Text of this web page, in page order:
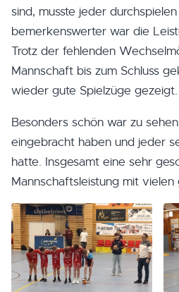
sind, musste jeder
bemerkenswerter war die
Trotz der fehlenden
Mannschaft bis zum Schluss
wieder gute Spielzüge gezeigt.
Besonders schön war zu
eingebracht haben und jeder
hatte. Insgesamt eine sehr
Mannschaftsleistung mit